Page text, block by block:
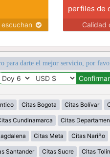
perfiles de
Calidad
para darte el mejor servicio, por
Citas Bogota Citas Bolívar
Cundinamarca Citas
Citas Meta Citas Nariño
Santander Citas Sucre Citas